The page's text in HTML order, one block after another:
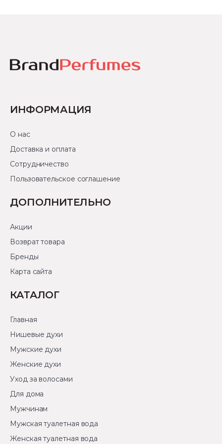
ИНФОРМАЦИЯ
О нас
Доставка и оплата
Сотрудничество
Пользовательское соглашение
ДОПОЛНИТЕЛЬНО
Акции
Возврат товара
Бренды
Карта сайта
КАТАЛОГ
Главная
Нишевые духи
Мужские духи
Женские духи
Уход за волосами
Для дома
Мужчинам
Мужская туалетная вода
Женская туалетная вода